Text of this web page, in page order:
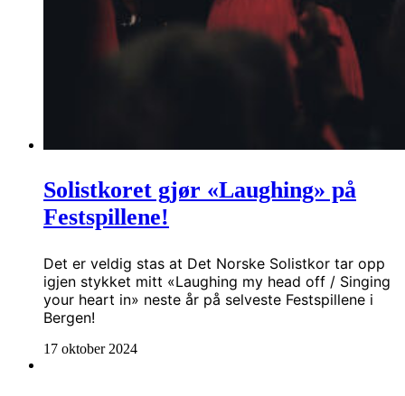
Solistkoret gjør «Laughing» på
Festspillene!
Det er veldig stas at Det Norske Solistkor tar opp
igjen stykket mitt «Laughing my head off / Singing
your heart in» neste år på selveste Festspillene i
Bergen!
17 oktober 2024